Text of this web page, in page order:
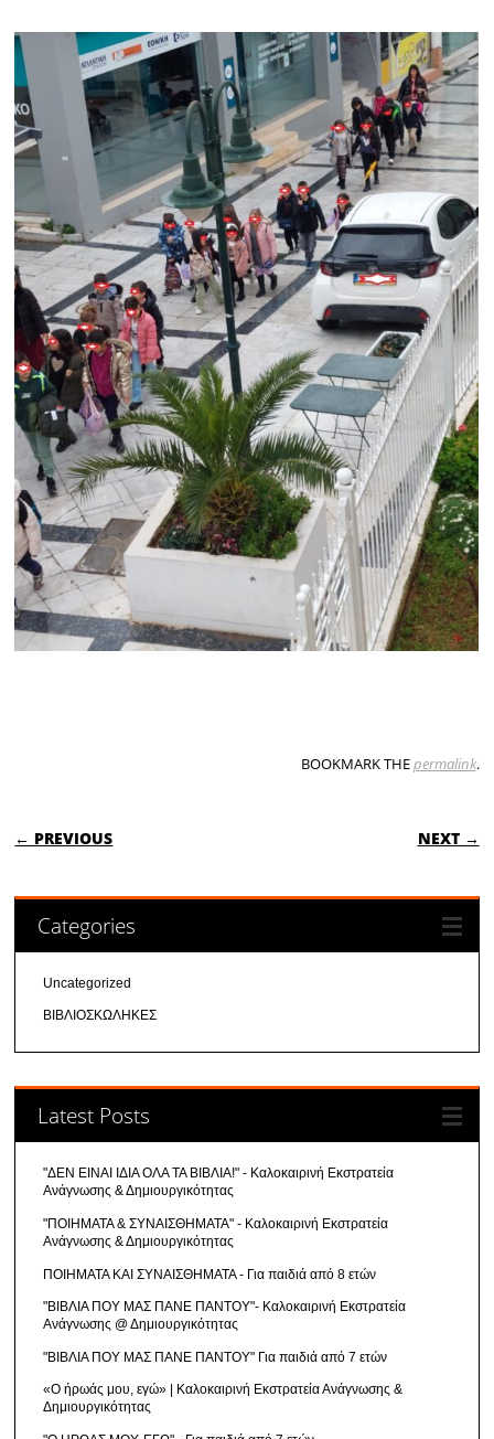
BOOKMARK THEpermalink.
POST NAVIGATION
← PREVIOUS NEXT →
Categories
Uncategorized
ΒΙΒΛΙΟΣΚΩΛΗΚΕΣ
Latest Posts
"ΔΕΝ ΕΙΝΑΙ ΙΔΙΑ ΟΛΑ ΤΑ ΒΙΒΛΙΑ!" - Καλοκαιρινή Εκστρατεία
Ανάγνωσης & Δημιουργικότητας
"ΠΟΙΗΜΑΤΑ & ΣΥΝΑΙΣΘΗΜΑΤΑ" - Καλοκαιρινή Εκστρατεία
Ανάγνωσης & Δημιουργικότητας
ΠΟΙΗΜΑΤΑ ΚΑΙ ΣΥΝΑΙΣΘΗΜΑΤΑ - Για παιδιά από 8 ετών
"ΒΙΒΛΙΑ ΠΟΥ ΜΑΣ ΠΑΝΕ ΠΑΝΤΟΥ"- Καλοκαιρινή Εκστρατεία
Ανάγνωσης @ Δημιουργικότητας
"ΒΙΒΛΙΑ ΠΟΥ ΜΑΣ ΠΑΝΕ ΠΑΝΤΟΥ" Για παιδιά από 7 ετών
«Ο ήρωάς μου, εγώ» | Καλοκαιρινή Εκστρατεία Ανάγνωσης &
Δημιουργικότητας